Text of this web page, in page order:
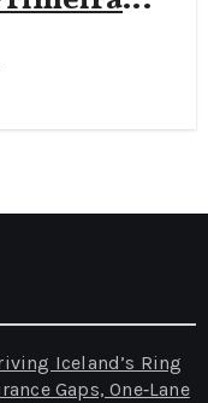
Abrigo
Iceland’s Ring
Gaps, One‑Lane